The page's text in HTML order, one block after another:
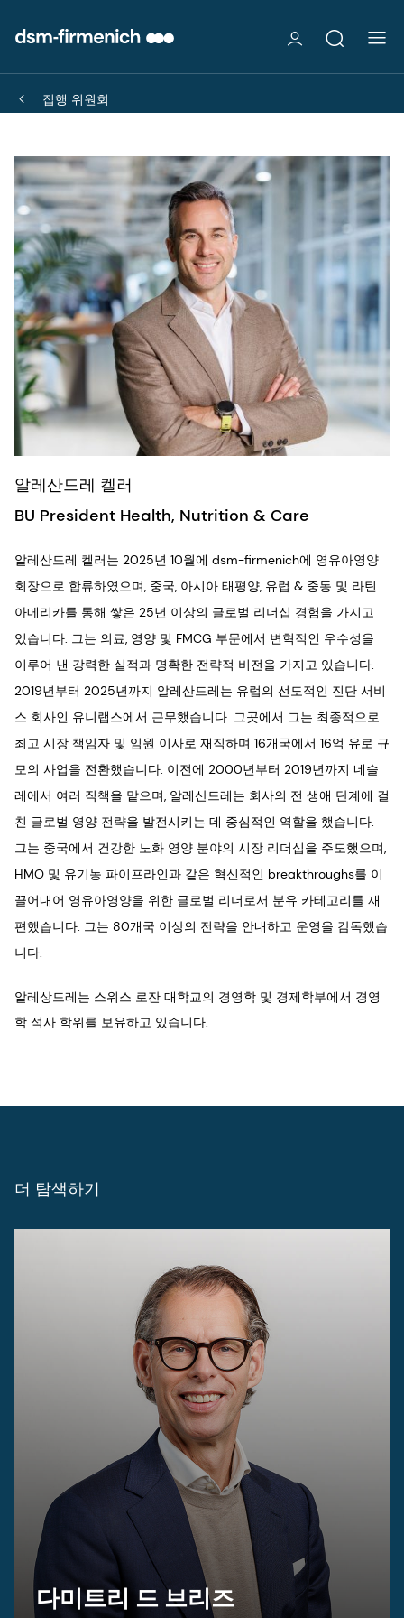
집행 위원회
알레산드레 켈러
BU President Health, Nutrition & Care
알레산드레 켈러는 2025년 10월에 dsm-firmenich에 영유아영양
회장으로 합류하였으며, 중국, 아시아 태평양, 유럽 & 중동 및 라틴
아메리카를 통해 쌓은 25년 이상의 글로벌 리더십 경험을 가지고
있습니다. 그는 의료, 영양 및 FMCG 부문에서 변혁적인 우수성을
이루어 낸 강력한 실적과 명확한 전략적 비전을 가지고 있습니다.
2019년부터 2025년까지 알레산드레는 유럽의 선도적인 진단 서비
스 회사인 유니랩스에서 근무했습니다. 그곳에서 그는 최종적으로
최고 시장 책임자 및 임원 이사로 재직하며 16개국에서 16억 유로 규
모의 사업을 전환했습니다. 이전에 2000년부터 2019년까지 네슬
레에서 여러 직책을 맡으며, 알레산드레는 회사의 전 생애 단계에 걸
친 글로벌 영양 전략을 발전시키는 데 중심적인 역할을 했습니다.
그는 중국에서 건강한 노화 영양 분야의 시장 리더십을 주도했으며,
HMO 및 유기농 파이프라인과 같은 혁신적인 breakthroughs를 이
끌어내어 영유아영양을 위한 글로벌 리더로서 분유 카테고리를 재
편했습니다. 그는 80개국 이상의 전략을 안내하고 운영을 감독했습
니다.
알레상드레는 스위스 로잔 대학교의 경영학 및 경제학부에서 경영
학 석사 학위를 보유하고 있습니다.
더 탐색하기
다미트리 드 브리즈